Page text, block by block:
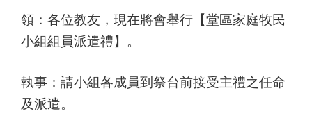
領：各位教友，現在將會舉行【堂區家庭牧民
小組組員派遣禮】。
執事：請小組各成員到祭台前接受主禮之任命
及派遣。